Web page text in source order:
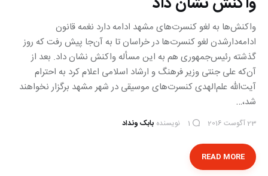
واکنش‌ها به لغو کنسرت‌های مشهد ادامه دارد نغمه قانون
ادامه‌دارشدن لغو کنسرت‌ها در خراسان تا به آن‌جا پیش رفت که روز
گذشته رئیس‌جمهوری هم به این مسأله واکنش نشان داد. بعد از
آن‌که علی جنتی وزیر فرهنگ و ارشاد اسلامی اعلام کرد به احترام
آیت‌الله علم‌الهدی کنسرت‌های موسیقی در شهر مشهد برگزار نخواهند
شد،…
23 آگوست 2016 1 نویسنده بابک ونداد
READ MORE